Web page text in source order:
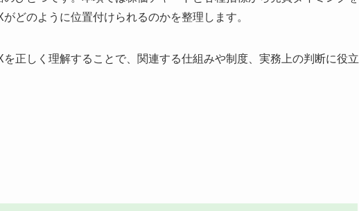
どのように位置付けられるのかを整理します。
正しく理解することで、関連する仕組みや制度、実務上の判断に役立